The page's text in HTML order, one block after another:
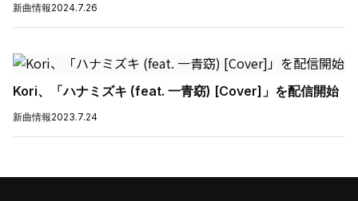
新曲情報2024.7.26
Kori、「ハナミズキ (feat. 一青窈) [Cover]」を配信開始
新曲情報2023.7.24